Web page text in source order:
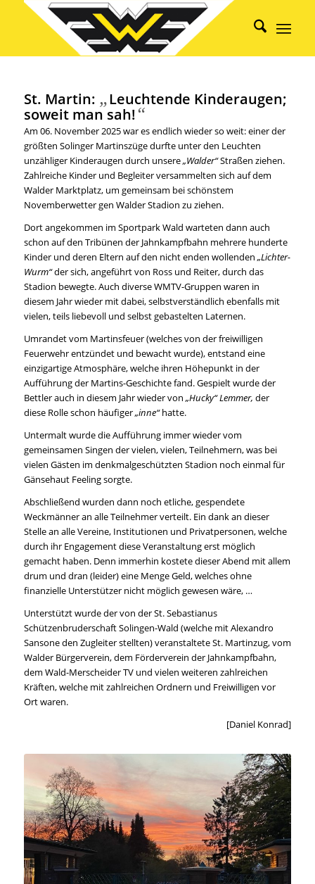
St. Martin: „Leuchtende Kinderaugen;
soweit man sah!“
Am 06. November 2025 war es endlich wieder so weit: einer der
größten Solinger Martinszüge durfte unter den Leuchten
unzähliger Kinderaugen durch unsere„Walder“Straßen ziehen.
Zahlreiche Kinder und Begleiter versammelten sich auf dem
Walder Marktplatz, um gemeinsam bei schönstem
Novemberwetter gen Walder Stadion zu ziehen.
Dort angekommen im Sportpark Wald warteten dann auch
schon auf den Tribünen der Jahnkampfbahn mehrere hunderte
Kinder und deren Eltern auf den nicht enden wollenden „Lichter-
Wurm“der sich, angeführt von Ross und Reiter, durch das
Stadion bewegte. Auch diverse WMTV-Gruppen waren in
diesem Jahr wieder mit dabei, selbstverständlich ebenfalls mit
vielen, teils liebevoll und selbst gebastelten Laternen.
Umrandet vom Martinsfeuer (welches von der freiwilligen
Feuerwehr entzündet und bewacht wurde), entstand eine
einzigartige Atmosphäre, welche ihren Höhepunkt in der
Aufführung der Martins-Geschichte fand. Gespielt wurde der
Bettler auch in diesem Jahr wieder von „Hucky“ Lemmer, der
diese Rolle schon häufiger„inne“hatte.
Untermalt wurde die Aufführung immer wieder vom
gemeinsamen Singen der vielen, vielen, Teilnehmern, was bei
vielen Gästen im denkmalgeschützten Stadion noch einmal für
Gänsehaut Feeling sorgte.
Abschließend wurden dann noch etliche, gespendete
Weckmänner an alle Teilnehmer verteilt. Ein dank an dieser
Stelle an alle Vereine, Institutionen und Privatpersonen, welche
durch ihr Engagement diese Veranstaltung erst möglich
gemacht haben. Denn immerhin kostete dieser Abend mit allem
drum und dran (leider) eine Menge Geld, welches ohne
finanzielle Unterstützer nicht möglich gewesen wäre, …
Unterstützt wurde der von der St. Sebastianus
Schützenbruderschaft Solingen-Wald (welche mit Alexandro
Sansone den Zugleiter stellten) veranstaltete St. Martinzug, vom
Walder Bürgerverein, dem Förderverein der Jahnkampfbahn,
dem Wald-Merscheider TV und vielen weiteren zahlreichen
Kräften, welche mit zahlreichen Ordnern und Freiwilligen vor
Ort waren.
[Daniel Konrad]